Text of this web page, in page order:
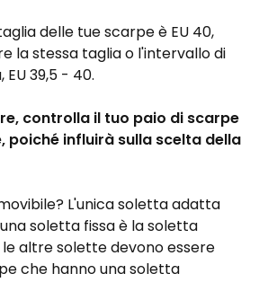
delle tue scarpe è EU 40,
la stessa taglia o l'intervallo di
39,5 - 40.
controlla il tuo paio di scarpe
poiché influirà sulla scelta della
L'unica soletta adatta
soletta fissa è la soletta
altre solette devono essere
che hanno una soletta